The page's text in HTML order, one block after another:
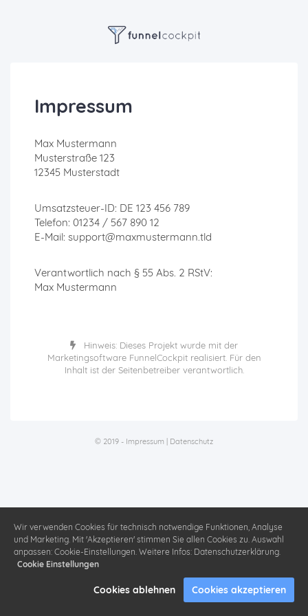
Impressum
Max Mustermann
Musterstraße 123
12345 Musterstadt
Umsatzsteuer-ID: DE 123 456 789
Telefon: 01234 / 567 890 12
E-Mail: support@maxmustermann.tld
Verantwortlich nach § 55 Abs. 2 RStV:
Max Mustermann
Hinweis: Dieses Projekt wurde mit der
Marketingsoftware FunnelCockpitrealisiert. Für den
Inhalt ist der Seitenbetreiber verantwortlich.
© 2019 - Impressum Datenschutz
Wir verwenden Cookies für technisch notwendige Funktionen, Analyse
und Marketing. Mit 'Akzeptieren' stimmen Sie allen Cookies zu. Auswahl
anpassen: Cookie-Einstellungen. Weitere Infos: Datenschutzerklärung.
Cookie Einstellungen
Cookies ablehnen Cookies akzeptieren